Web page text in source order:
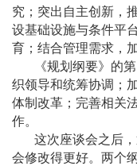
究；突出自主创新，
设基础设施与条件平
育；结合管理需求，
《规划纲要》的
织领导和统筹协调；
体制改革；完善相关
作。
这次座谈会之后
会修改得更好。两个